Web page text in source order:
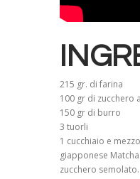
215 gr. di farina
100 gr di zucchero
150 gr di burro
3 tuorli
1 cucchiaio e
giapponese Matcha
zucchero semolato.